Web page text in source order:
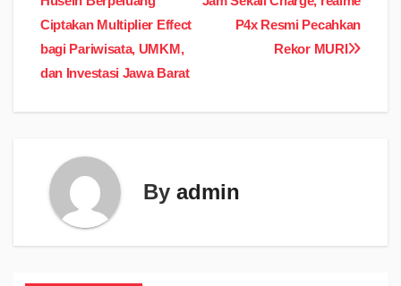
pos
P4x Resmi Pecahkan
Rekor MURI
Ciptakan Multiplier Effect
bagi Pariwisata, UMKM,
dan Investasi Jawa Barat
By admin